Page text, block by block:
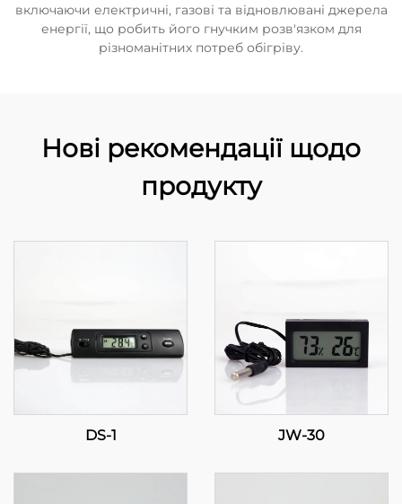
включаючи електричні, газові та відновлювані джерела
енергії, що робить його гнучким розв'язком для
різноманітних потреб обігріву.
Нові рекомендації щодо
продукту
DS-1 JW-30